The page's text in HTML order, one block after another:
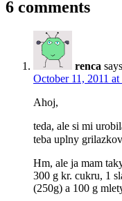
6 comments
renca
October 11, 2011
Ahoj,
teda, ale si mi
teba uplny
Hm, ale ja mam
300 g kr. cukru, 1
(250g) a 100 g